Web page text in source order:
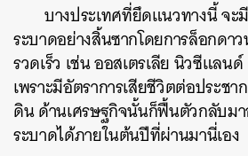
บางประเทศที่ยึดแนวทางนี้ จะ
ระบาดอย่างสิ้นซากโดยการล็อกดา
รวดเร็ว เช่น ออสเตรเลีย นิวซีแลน
เพราะมีอัตราการเสียชีวิตต่อประชา
ดิน ด้านเศรษฐกิจนั้นก็ฟื้นตัวกลับม
ระบาดได้ภายในต้นปีที่ผ่านมานี่เอง